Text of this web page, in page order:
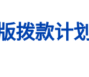
拨款计划